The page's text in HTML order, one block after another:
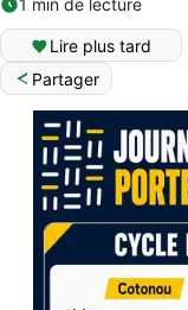
1 min de lecture
Lire plus tard
Partager